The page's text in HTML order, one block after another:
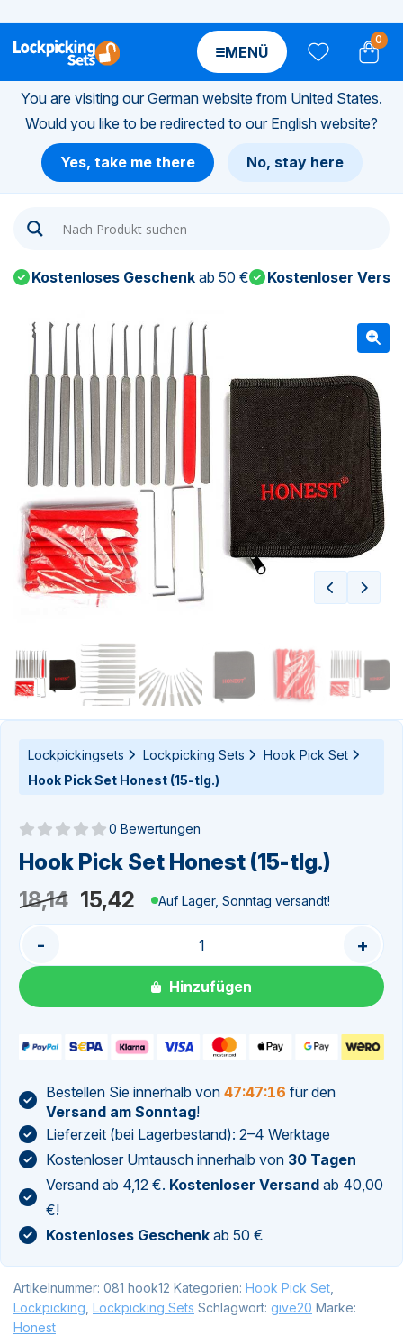
0
MENÜ
You are visiting our German website from United States.
Would you like to be redirected to our English website?
Yes, take me there No, stay here
Kostenloses Geschenk ab 50 € Kostenloser
Lockpickingsets Lockpicking Sets
Hook Pick Set
Hook Pick Set Honest (15-tlg.)
Noch keine Bewertungen
0 Bewertungen
Hook Pick Set Honest (15-tlg.)
18,14 Ursprünglicher
Preis
18,14
15,42 Aktueller
Preis
15,42.
Auf Lager, Sonntag versandt!
- +
Hinzufügen
Bestellen Sie innerhalb von 47:47:16 für den
Versand am Sonntag!
Lieferzeit (bei Lagerbestand): 2–4 Werktage
Kostenloser Umtausch innerhalb von 30 Tagen
Versand ab 4,12 €. Kostenloser Versand ab 40,00
€!
Kostenloses Geschenk ab 50 €
Artikelnummer: 081 hook12 Kategorien: Hook Pick Set
Lockpicking Lockpicking Sets Schlagwort: give20 Marke:
Honest